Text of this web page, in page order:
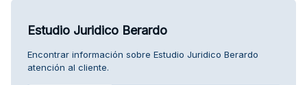
Estudio Juridico Berardo
Encontrar información sobre Estudio Juridico Berardo
atención al cliente.